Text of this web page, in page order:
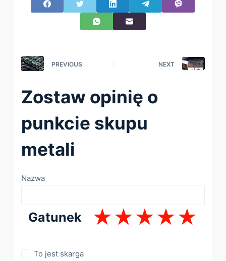
PREVIOUS NEXT
Zostaw opinię o
punkcie skupu
metali
Nazwa
Gatunek
To jest skarga